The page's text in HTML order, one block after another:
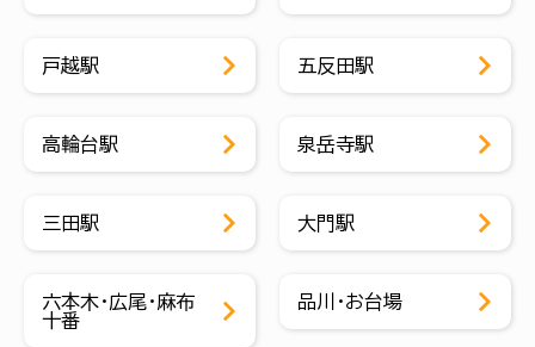
戸越駅 五反田駅
高輪台駅 泉岳寺駅
三田駅 大門駅
六本木・広尾・麻布
十番
品川・お台場